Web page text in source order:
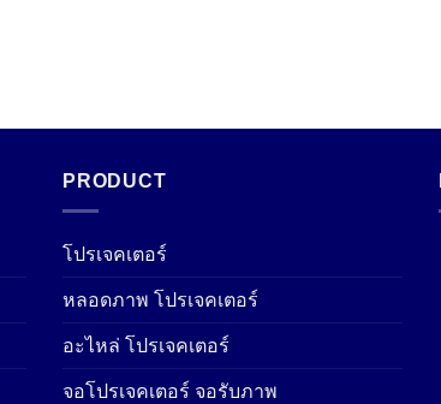
PRODUCT
โปรเจคเตอร์
หลอดภาพ โปรเจคเตอร์
อะไหล่ โปรเจคเตอร์
จอโปรเจคเตอร์ จอรับภาพ